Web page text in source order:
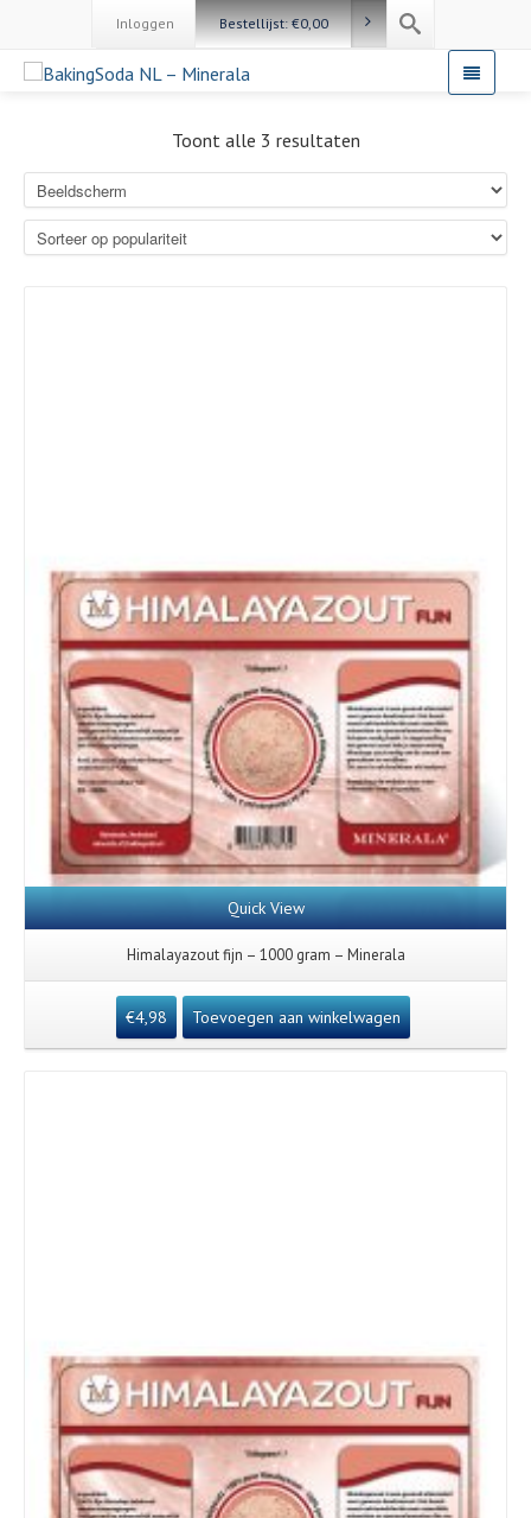
Inloggen Bestellijst:€0,00
Toont alle 3 resultaten
Quick View
Himalayazout fijn – 1000 gram – Minerala
€4,98 Toevoegen aan winkelwagen